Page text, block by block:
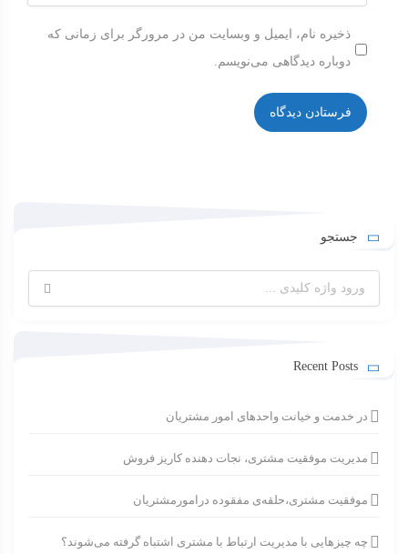
ذخیره نام، ایمیل و وبسایت من در مرورگر برای زمانی که
دوباره دیدگاهی می‌نویسم.
جستجو
برای:
Recent Posts
در خدمت و خیانت واحدهای امور مشتریان
مدیریت موفقیت مشتری، نجات دهنده کاریز فروش
موفقیت مشتری،حلقه‌ی مفقوده درامورمشتریان
چه چیزهایی با مدیریت ارتباط با مشتری اشتباه گرفته می‌شوند؟